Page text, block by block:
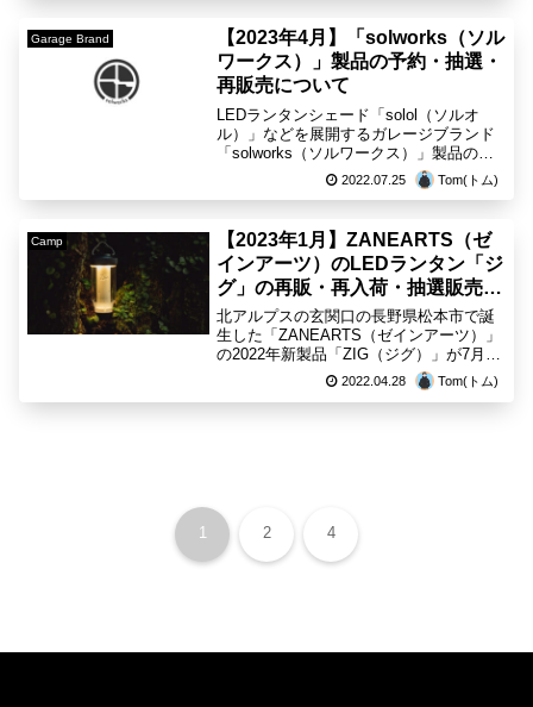
Garage Brand
【2023年4月】「solworks（ソル
ワークス）」製品の予約・抽選・
再販売について
LEDランタンシェード「solol（ソルオ
ル）」などを展開するガレージブランド
「solworks（ソルワークス）」製品の予
約や抽選、再販売情報をこちらのブログ
でまとめさせて頂きます。【販売情報に
2022.07.25 Tom(トム)
Camp
【2023年1月】ZANEARTS（ゼ
インアーツ）のLEDランタン「ジ
グ」の再販・再入荷・抽選販売に
ついて
北アルプスの玄関口の長野県松本市で誕
生した「ZANEARTS（ゼインアーツ）」
の2022年新製品「ZIG（ジグ）」が7月8
日(金)全国一斉発売。手のひらサイズのコ
ンパクトLEDランタンで、4段階調節が可
2022.04.28 Tom(トム)
1 2 4